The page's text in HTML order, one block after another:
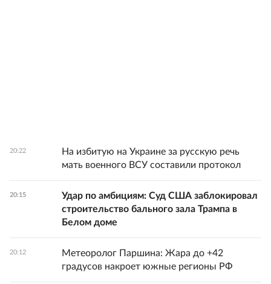
20:22
На избитую на Украине за русскую речь
мать военного ВСУ составили протокол
20:15
Удар по амбициям: Суд США заблокировал
строительство бального зала Трампа в
Белом доме
20:12
Метеоролог Паршина: Жара до +42
градусов накроет южные регионы РФ